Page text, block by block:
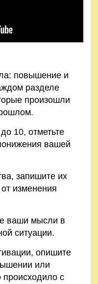
повышение и
разделе
произошли
10, отметьте
вашей
запишите их
изменения
ваши мысли в
ситуации.
опишите
или
с